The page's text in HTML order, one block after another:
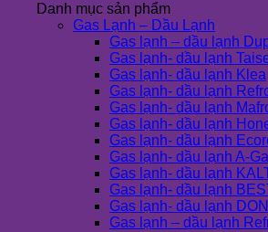
Danh mục sản phẩm
Gas Lạnh – Dầu Lạnh
Gas lạnh – dầu lạnh
Gas lạnh- dầu lạnh
Gas lạnh- dầu lạnh Klea
Gas lạnh- dầu lạnh
Gas lạnh- dầu lạnh
Gas lạnh- dầu lạnh
Gas lạnh- dầu lạnh
Gas lạnh- dầu lạnh A-
Gas lạnh- dầu lạnh
Gas lạnh- dầu lạnh
Gas lạnh- dầu lạnh
Gas lạnh – dầu lạnh